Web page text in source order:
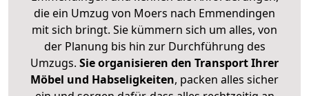
die ein Umzug von Moers nach Emmendingen
mit sich bringt. Sie kümmern sich um alles, von
der Planung bis hin zur Durchführung des
Umzugs. Sie organisieren den Transport Ihrer
Möbel und Habseligkeiten, packen alles sicher